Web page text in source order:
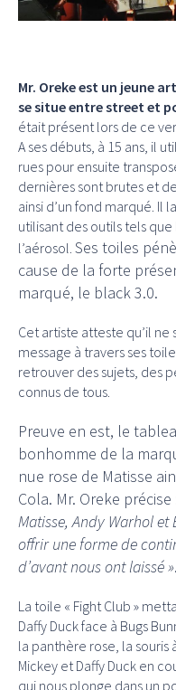
Mr. Oreke est un jeune
se situe entre street et
était présent lors de ce
A ses débuts, à 15 ans, il
rues pour ensuite
dernières sont brutes et
ainsi d’un fond marqué. Il
utilisant des outils tels
l’aérosol. Ses toiles
cause de la forte
marqué, le black 3.0.
Cet artiste atteste qu’il ne
message à travers ses
retrouver des sujets, des
connus de tous.
Preuve en est, le
bonhomme de la
nue rose de Matisse
Cola. Mr. Oreke précise
Matisse, Andy Warhol
offrir une forme de
d’avant nous ont laissé ».
La toile « Fight Club »
Daffy Duck face à Bugs
la panthère rose, la
Mickey et Daffy Duck en
qui nous plonge dans un